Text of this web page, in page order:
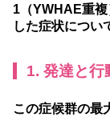
1（YWHAE重
した症状につい
1. 発達と行
この症候群の最